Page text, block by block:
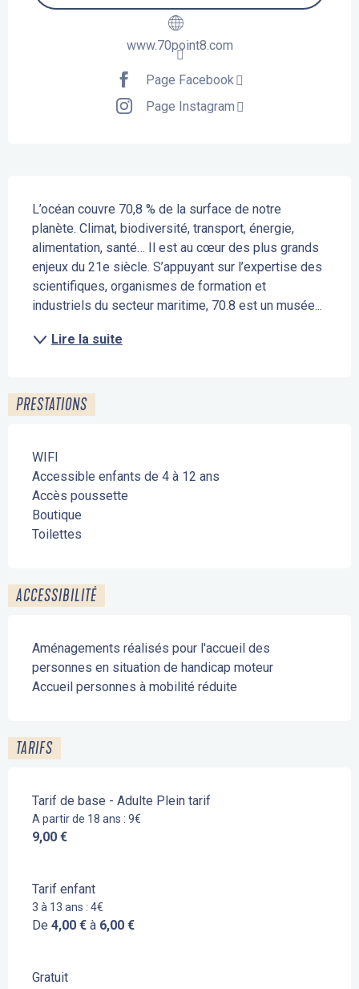
www.70point8.com
Page Facebook
Page Instagram
L’océan couvre 70,8 % de la surface de notre
planète. Climat, biodiversité, transport, énergie,
alimentation, santé… Il est au cœur des plus grands
enjeux du 21e siècle. S’appuyant sur l’expertise des
scientifiques, organismes de formation et
industriels du secteur maritime, 70.8 est un musée...
Lire la suite
PRESTATIONS
WIFI
Accessible enfants de 4 à 12 ans
Accès poussette
Boutique
Toilettes
ACCESSIBILITÉ
Aménagements réalisés pour l'accueil des
personnes en situation de handicap moteur
Accueil personnes à mobilité réduite
TARIFS
Tarif de base - Adulte Plein tarif
A partir de 18 ans : 9€
9,00 €
Tarif enfant
3 à 13 ans : 4€
De 4,00 € à 6,00 €
Gratuit